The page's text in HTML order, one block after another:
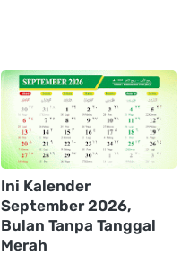
Ini Kalender
September 2026,
Bulan Tanpa Tanggal
Merah